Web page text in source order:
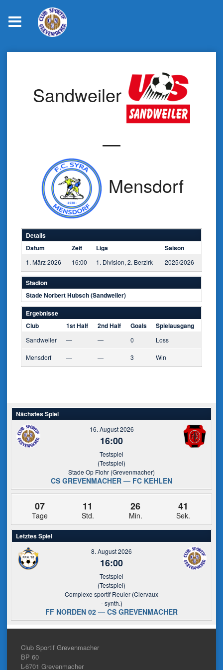
Sandweiler
—
Mensdorf
Details
Datum
Zeit Liga Saison
1. März 2026 16:00 1. Division, 2. Berzirk 2025/2026
Stadion
Stade Norbert Hubsch (Sandweiler)
Ergebnisse
Club
1st Half 2nd Half Goals Spielausgang
Sandweiler — — 0 Loss
Mensdorf — — 3 Win
Nächstes Spiel
16. August 2026
16:00
Testspiel
(Testspiel)
Stade Op Flohr (Grevenmacher)
CS GREVENMACHER — FC KEHLEN
07
Tage
11
Std.
26
Min.
41
Sek.
Letztes Spiel
8. August 2026
16:00
Testspiel
(Testspiel)
Complexe sportif Reuler (Clervaux
- synth.)
FF NORDEN 02 — CS GREVENMACHER
Club Sportif Grevenmacher
BP 60
L-6701 Grevenmacher